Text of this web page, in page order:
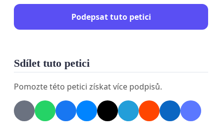
Snížení dostupnosti moderní léčby.
Negativní dopad na psychické zdraví pacientů.
Zachování stávající nebo navýšení úhrady CGM
Zajištění dostupnosti moderních technologií
pro diabetiky 1. typu.
Zajištění jednání s pacientskými organizacemi.
Podepsat tuto petici
Sdílet tuto petici
Pomozte této petici získat více podpisů.